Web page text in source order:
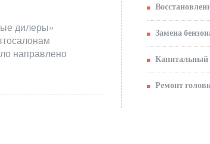
дилеры»
направлено
Замена
Капитальный
Ремонт